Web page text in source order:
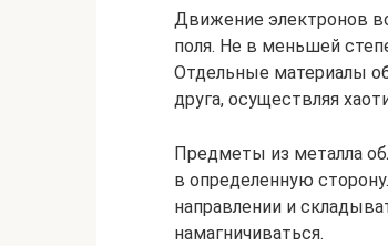
Движение электронов
поля. Не в меньшей
Отдельные материалы
друга, осуществляя
Предметы из металла
в определенную
направлении и
намагничиваться.